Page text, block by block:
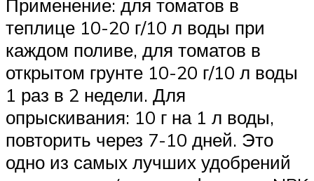
Применение: для томатов в
теплице 10-20 г/10 л воды при
каждом поливе, для томатов в
открытом грунте 10-20 г/10 л воды
1 раз в 2 недели. Для
опрыскивания: 10 г на 1 л воды,
повторить через 7-10 дней. Это
одно из самых лучших удобрений